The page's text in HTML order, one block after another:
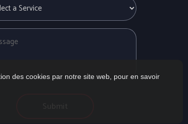
des cookies par notre site web, pour en savoir